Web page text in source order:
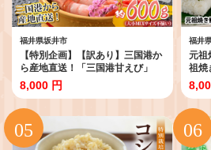
福井県坂井市
【特別企画】【訳あり】三国港か
ら産地直送！「三国港甘えび」
500g + 100g 合計約600g ～本場
の濃厚な甘海老を是非ご賞味くだ
さい！～ 【甘エビ あまえび アマ
エビ わけあり ワケアリ 濃厚 甘い
刺身 生食可 生 冷凍 有頭 新鮮 魚
介類 国産 県産】 [A-6233]
8,000 円
福井
元祖
祖焼
寿司
【名
寿司
答
べ】